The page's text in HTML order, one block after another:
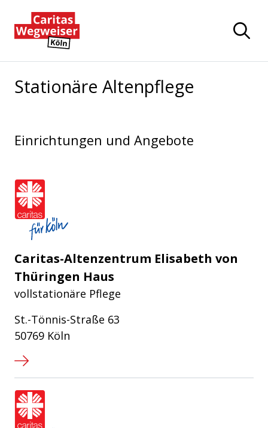
Zur Startseite navigieren
Stationäre Altenpflege
Einrichtungen und Angebote
Caritas-Altenzentrum Elisabeth von
Thüringen Haus
vollstationäre Pflege
St.-Tönnis-Straße 63
50769 Köln